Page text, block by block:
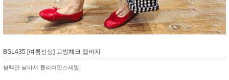
BSL435 [여름신상] 고방체크 랩바지
블랙만 남아서 클리어런스세일!